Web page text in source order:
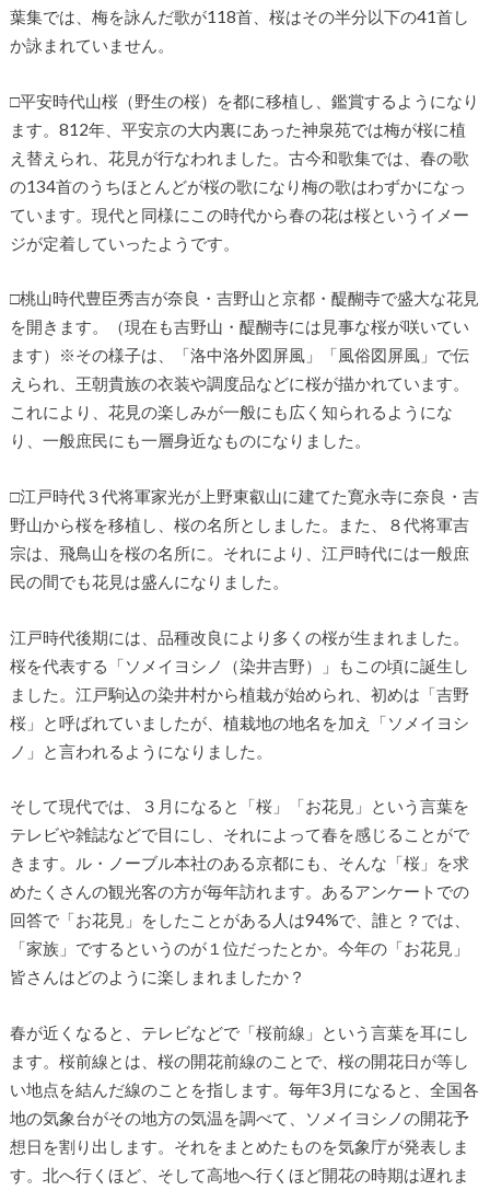
葉集では、梅を詠んだ歌が118首、桜はその半分以下の41首し
か詠まれていません。
□平安時代山桜（野生の桜）を都に移植し、鑑賞するようになり
ます。812年、平安京の大内裏にあった神泉苑では梅が桜に植
え替えられ、花見が行なわれました。古今和歌集では、春の歌
の134首のうちほとんどが桜の歌になり梅の歌はわずかになっ
ています。現代と同様にこの時代から春の花は桜というイメー
ジが定着していったようです。
□桃山時代豊臣秀吉が奈良・吉野山と京都・醍醐寺で盛大な花見
を開きます。（現在も吉野山・醍醐寺には見事な桜が咲いてい
ます）※その様子は、「洛中洛外図屏風」「風俗図屏風」で伝
えられ、王朝貴族の衣装や調度品などに桜が描かれています。
これにより、花見の楽しみが一般にも広く知られるようにな
り、一般庶民にも一層身近なものになりました。
□江戸時代３代将軍家光が上野東叡山に建てた寛永寺に奈良・吉
野山から桜を移植し、桜の名所としました。また、８代将軍吉
宗は、飛鳥山を桜の名所に。それにより、江戸時代には一般庶
民の間でも花見は盛んになりました。
江戸時代後期には、品種改良により多くの桜が生まれました。
桜を代表する「ソメイヨシノ（染井吉野）」もこの頃に誕生し
ました。江戸駒込の染井村から植栽が始められ、初めは「吉野
桜」と呼ばれていましたが、植栽地の地名を加え「ソメイヨシ
ノ」と言われるようになりました。
そして現代では、３月になると「桜」「お花見」という言葉を
テレビや雑誌などで目にし、それによって春を感じることがで
きます。ル・ノーブル本社のある京都にも、そんな「桜」を求
めたくさんの観光客の方が毎年訪れます。あるアンケートでの
回答で「お花見」をしたことがある人は94%で、誰と？では、
「家族」でするというのが１位だったとか。今年の「お花見」
皆さんはどのように楽しまれましたか？
春が近くなると、テレビなどで「桜前線」という言葉を耳にし
ます。桜前線とは、桜の開花前線のことで、桜の開花日が等し
い地点を結んだ線のことを指します。毎年3月になると、全国各
地の気象台がその地方の気温を調べて、ソメイヨシノの開花予
想日を割り出します。それをまとめたものを気象庁が発表しま
す。北へ行くほど、そして高地へ行くほど開花の時期は遅れま